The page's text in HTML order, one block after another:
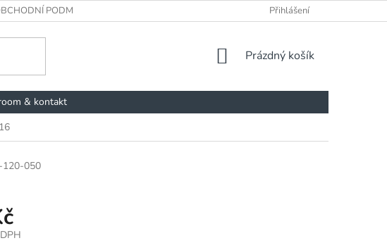
PODMÍNKY Přihlášení
NÁKUPNÍ
Prázdný košík
& kontakt
120-050